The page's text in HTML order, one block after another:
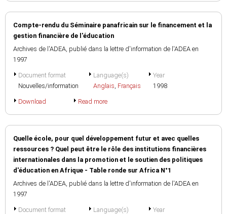
Compte-rendu du Séminaire panafricain sur le financement et la
gestion financière de l'éducation
Archives de l'ADEA, publié dans la lettre d'information de l'ADEA en
1997
Document format
Nouvelles/information
Language(s)
Anglais, Français
Year
1998
Download Read more
Quelle école, pour quel développement futur et avec quelles
ressources ? Quel peut être le rôle des institutions financières
internationales dans la promotion et le soutien des politiques
d'éducation en Afrique - Table ronde sur Africa N°1
Archives de l'ADEA, publié dans la lettre d'information de l'ADEA en
1997
Document format
Language(s)
Year